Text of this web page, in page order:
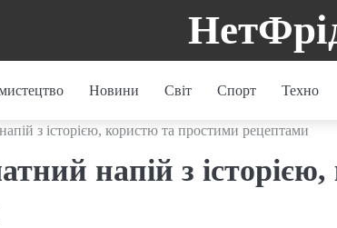
Новини Світ Спорт Техно
з історією, користю та простими рецептами
напій з